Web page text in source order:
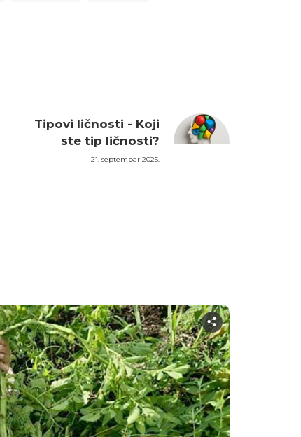
Tipovi ličnosti - Koji
ste tip ličnosti?
21. septembar 2025.